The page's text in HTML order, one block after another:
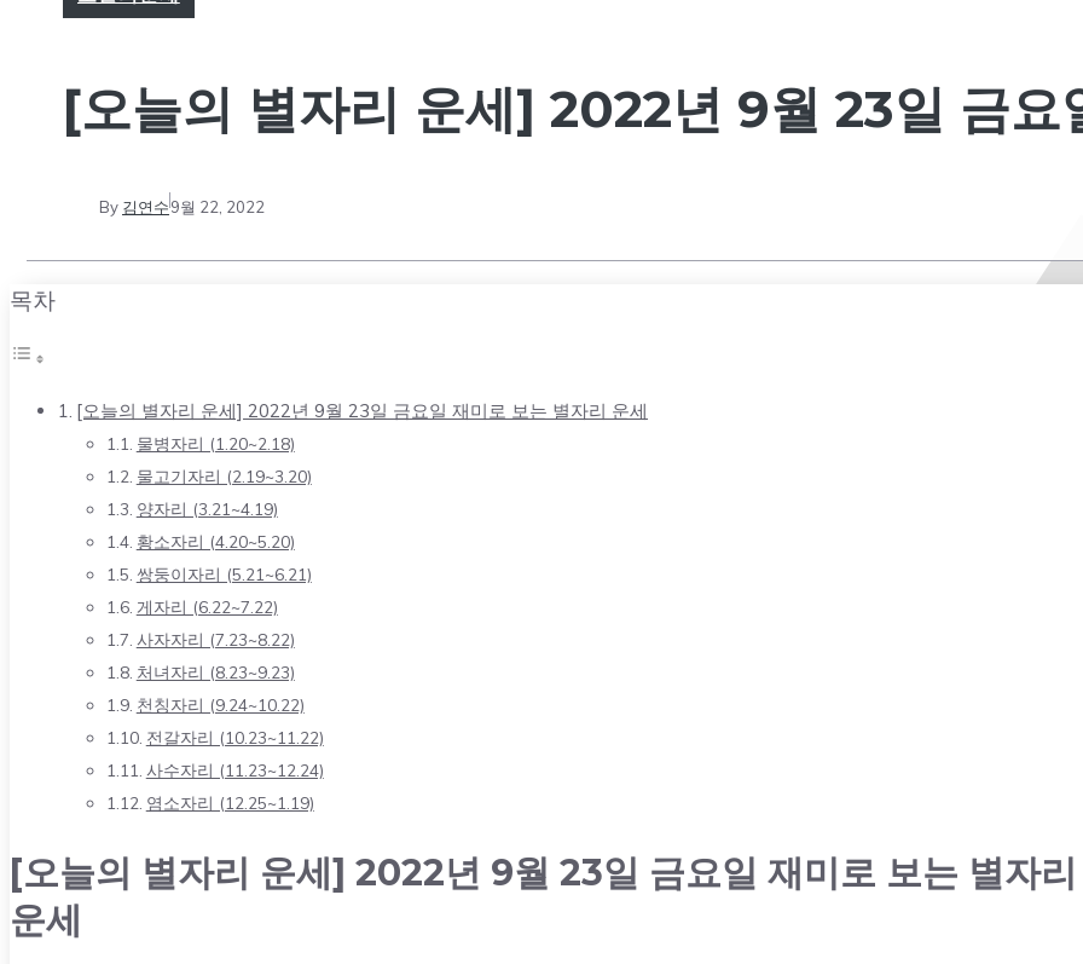
[오늘의 별자리 운세] 2022년 9월 23일 금요
By 김연수9월 22, 2022
목차
[오늘의 별자리 운세] 2022년 9월 23일 금요일 재미로 보는 별자리 운세
물병자리 (1.20~2.18)
물고기자리 (2.19~3.20)
양자리 (3.21~4.19)
황소자리 (4.20~5.20)
쌍둥이자리 (5.21~6.21)
게자리 (6.22~7.22)
사자자리 (7.23~8.22)
처녀자리 (8.23~9.23)
천칭자리 (9.24~10.22)
전갈자리 (10.23~11.22)
사수자리 (11.23~12.24)
염소자리 (12.25~1.19)
[오늘의 별자리 운세] 2022년 9월 23일 금요일 재미로 보는 별자리
운세